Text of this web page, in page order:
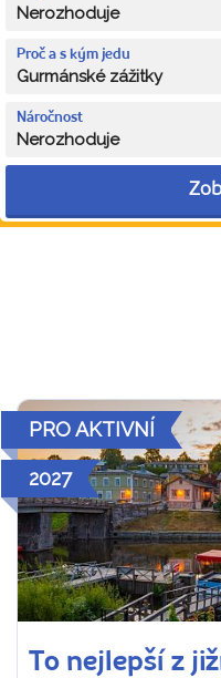
Nerozhoduje
Proč a s kým jedu
Gurmánské zážitky
Náročnost
Nerozhoduje
PRO AKTIVNÍ
2027
To nejlepší z